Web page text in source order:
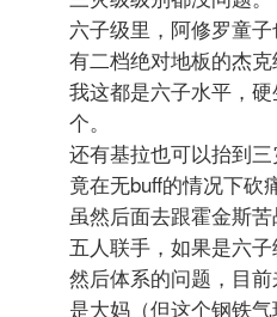
六子级里，阿修罗童
有二档绝对地板的杰
我这都是六子水平，
个。
还有基拉也可以抬到
竟在无buff的情况下砍
虽然后面去跟霍金斯
五人联手，如果是六子
然后体系的问题，目
是大妈（但这个钢铁